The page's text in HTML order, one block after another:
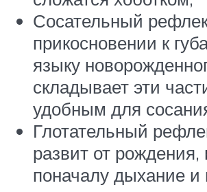
Сосательный
прикосновении к
языку
складывает эти
удобным для
Глотательный
развит от рождения,
поначалу дыхание и